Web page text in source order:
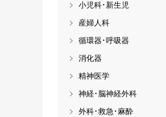
小児科･新生児
産婦人科
循環器･呼吸器
消化器
精神医学
神経･脳神経外科
外科･救急･麻酔